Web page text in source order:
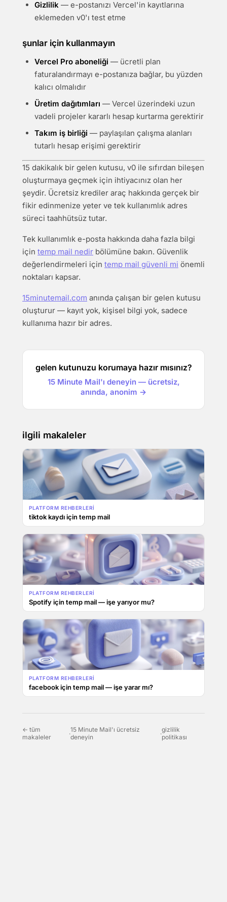
Gizlilik — e-postanızı Vercel'in kayıtlarına
eklemeden v0'ı test etme
şunlar için kullanmayın
Vercel Pro aboneliği — ücretli plan
faturalandırmayı e-postanıza bağlar, bu yüzden
kalıcı olmalıdır
Üretim dağıtımları — Vercel üzerindeki uzun
vadeli projeler kararlı hesap kurtarma gerektirir
Takım iş birliği — paylaşılan çalışma alanları
tutarlı hesap erişimi gerektirir
15 dakikalık bir gelen kutusu, v0 ile sıfırdan bileşen
oluşturmaya geçmek için ihtiyacınız olan her
şeydir. Ücretsiz krediler araç hakkında gerçek bir
fikir edinmenize yeter ve tek kullanımlık adres
süreci taahhütsüz tutar.
Tek kullanımlık e-posta hakkında daha fazla bilgi
için temp mail nedir bölümüne bakın. Güvenlik
değerlendirmeleri için temp mail güvenli mi önemli
noktaları kapsar.
15minutemail.com anında çalışan bir gelen kutusu
oluşturur — kayıt yok, kişisel bilgi yok, sadece
kullanıma hazır bir adres.
gelen kutunuzu korumaya hazır mısınız?
15 Minute Mail'ı deneyin — ücretsiz,
anında, anonim →
ilgili makaleler
PLATFORM REHBERLERI
tiktok kaydı için temp mail
PLATFORM REHBERLERI
Spotify için temp mail — işe yarıyor mu?
PLATFORM REHBERLERI
facebook için temp mail — işe yarar mı?
← tüm
makaleler
·15 Minute Mail'ı ücretsiz
deneyin
·gizlilik
politikası